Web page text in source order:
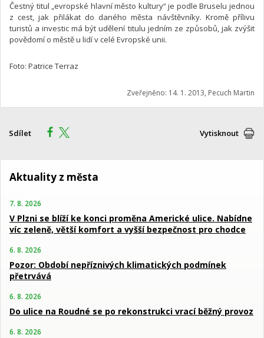
Čestný titul „evropské hlavní město kultury“ je podle Bruselu jednou
z cest, jak přilákat do daného města návštěvníky. Kromě přílivu
turistů a investic má být udělení titulu jedním ze způsobů, jak zvýšit
povědomí o městě u lidí v celé Evropské unii.
Foto: Patrice Terraz
Zveřejněno: 14. 1. 2013, Pecuch Martin
Sdílet Vytisknout
Aktuality z města
7. 8. 2026
V Plzni se blíží ke konci proměna Americké ulice. Nabídne
víc zeleně, větší komfort a vyšší bezpečnost pro chodce
6. 8. 2026
Pozor: Období nepříznivých klimatických podmínek
přetrvává
6. 8. 2026
Do ulice na Roudné se po rekonstrukci vrací běžný provoz
6. 8. 2026